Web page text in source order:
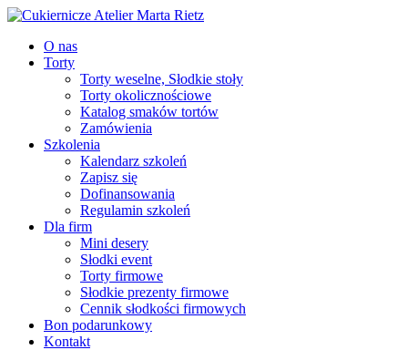
O nas
Torty
Torty weselne, Słodkie stoły
Torty okolicznościowe
Katalog smaków tortów
Zamówienia
Szkolenia
Kalendarz szkoleń
Zapisz się
Dofinansowania
Regulamin szkoleń
Dla firm
Mini desery
Słodki event
Torty firmowe
Słodkie prezenty firmowe
Cennik słodkości firmowych
Bon podarunkowy
Kontakt